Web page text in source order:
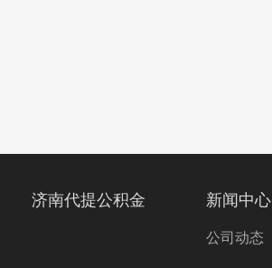
济南代提公积金 新闻中心
公司动态